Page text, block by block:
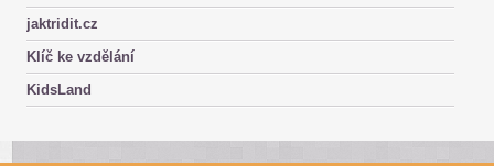
jaktridit.cz
Klíč ke vzdělání
KidsLand